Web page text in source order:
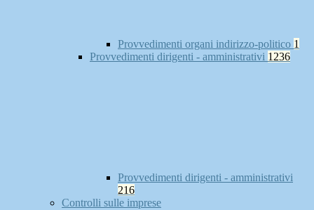
Provvedimenti organi indirizzo-politico 1
Provvedimenti dirigenti - amministrativi 1236
Provvedimenti dirigenti - amministrativi
216
Controlli sulle imprese